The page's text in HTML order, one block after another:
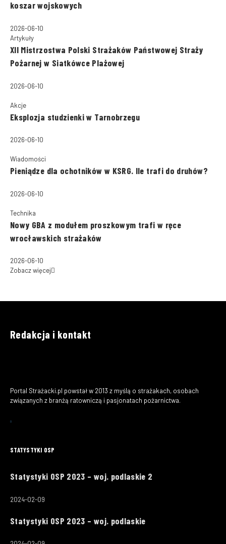
koszar wojskowych
2026-06-10
Artykuły
XII Mistrzostwa Polski Strażaków Państwowej Straży
Pożarnej w Siatkówce Plażowej
2026-06-10
Akcje
Eksplozja studzienki w Tarnobrzegu
2026-06-10
Wiadomości
Pieniądze dla ochotników w KSRG. Ile trafi do druhów?
2026-06-10
Technika
Nowy GBA z modułem proszkowym trafi w ręce
wrocławskich strażaków
2026-06-10
Zobacz więcej
Redakcja i kontakt
Portal Strażacki.pl powstał w 2013 z myślą o strażakach, osobach
związanych z branżą ratowniczą i pasjonatach pożarnictwa.
STATYSTYKI OSP
Statystyki OSP 2023 – woj. podlaskie 2
2024-02-09
Statystyki OSP 2023 – woj. podlaskie